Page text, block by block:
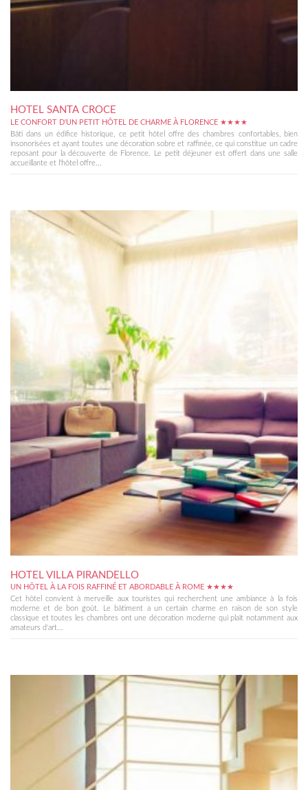
HOTEL SANTA CROCE
LE CONFORT D'UN PETIT HÔTEL DE CHARME À FLORENCE ★★★★
Bâti dans un édifice historique, ce petit hôtel offre des chambres confortables, bien
insonorisées et ayant toutes une décoration sobre et raffinée, ce qui constitue un cadre
reposant pour la découverte de Florence. Le petit déjeuner est offert dans une salle
accueillante et l'hôtel offre...
HOTEL VILLA PIRANDELLO
UN HÔTEL À LA FOIS RAFFINÉ ET ABORDABLE À ROME ★★★★
Cet hôtel convient à merveille aux touristes qui recherchent une ambiance à la fois
moderne et de bon goût. Le bâtiment a un certain charme en raison de son style
classique et toutes les chambres ont une décoration moderne qui plaît notamment aux
amateurs d'art...